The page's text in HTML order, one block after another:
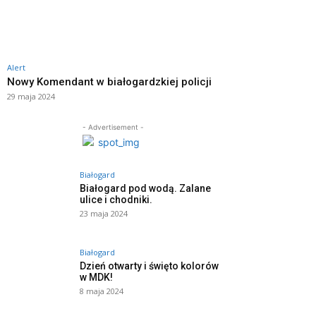
Alert
Nowy Komendant w białogardzkiej policji
29 maja 2024
- Advertisement -
Białogard
Białogard pod wodą. Zalane
ulice i chodniki.
23 maja 2024
Białogard
Dzień otwarty i święto kolorów
w MDK!
8 maja 2024